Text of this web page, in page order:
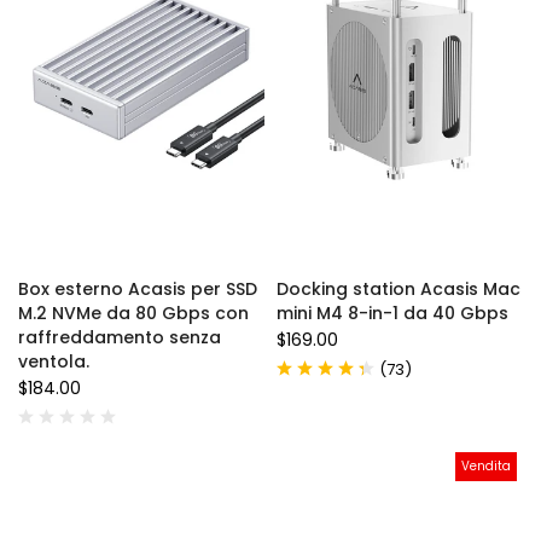
Box esterno Acasis per SSD
M.2 NVMe da 80 Gbps con
raffreddamento senza
ventola.
$184.00
Docking station Acasis Mac
mini M4 8-in-1 da 40 Gbps
$169.00
(73)
Vendita